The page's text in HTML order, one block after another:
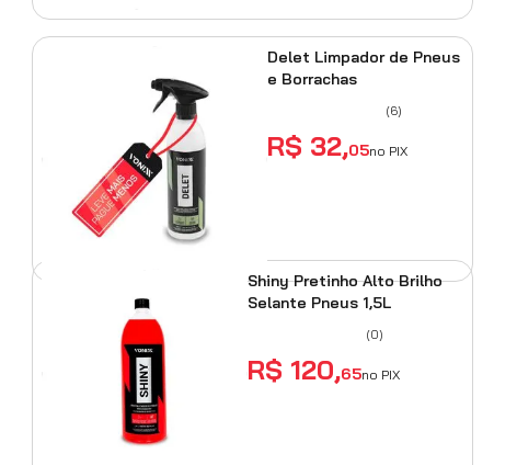
Delet Limpador de Pneus
e Borrachas
(6)
R$ 32,05no PIX
Shiny Pretinho Alto Brilho
Selante Pneus 1,5L
(0)
R$ 120,65no PIX